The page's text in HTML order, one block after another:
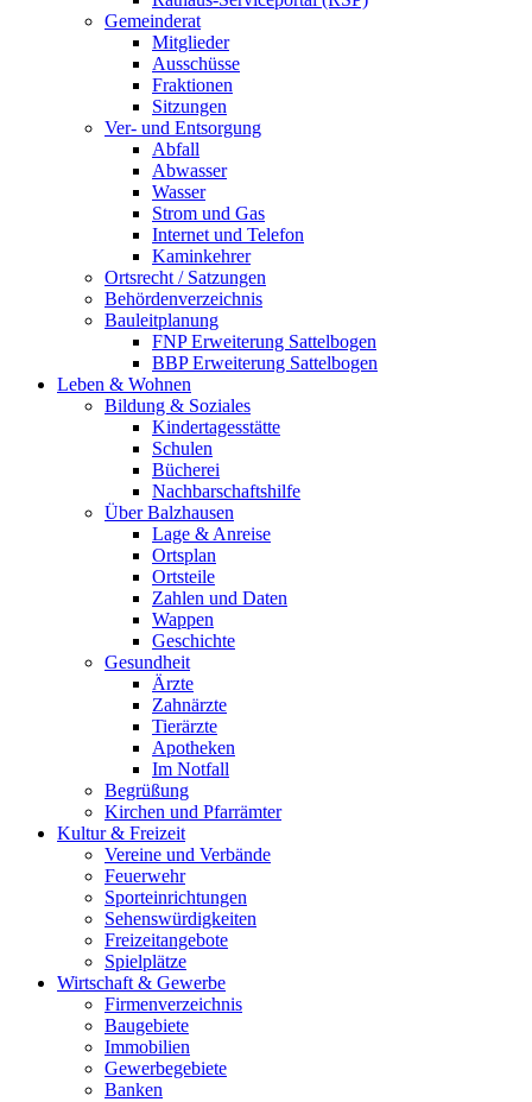
Gemeinderat
Mitglieder
Ausschüsse
Fraktionen
Sitzungen
Ver- und Entsorgung
Abfall
Abwasser
Wasser
Strom und Gas
Internet und Telefon
Kaminkehrer
Ortsrecht / Satzungen
Behördenverzeichnis
Bauleitplanung
FNP Erweiterung Sattelbogen
BBP Erweiterung Sattelbogen
Leben & Wohnen
Bildung & Soziales
Kindertagesstätte
Schulen
Bücherei
Nachbarschaftshilfe
Über Balzhausen
Lage & Anreise
Ortsplan
Ortsteile
Zahlen und Daten
Wappen
Geschichte
Gesundheit
Ärzte
Zahnärzte
Tierärzte
Apotheken
Im Notfall
Begrüßung
Kirchen und Pfarrämter
Kultur & Freizeit
Vereine und Verbände
Feuerwehr
Sporteinrichtungen
Sehenswürdigkeiten
Freizeitangebote
Spielplätze
Wirtschaft & Gewerbe
Firmenverzeichnis
Baugebiete
Immobilien
Gewerbegebiete
Banken